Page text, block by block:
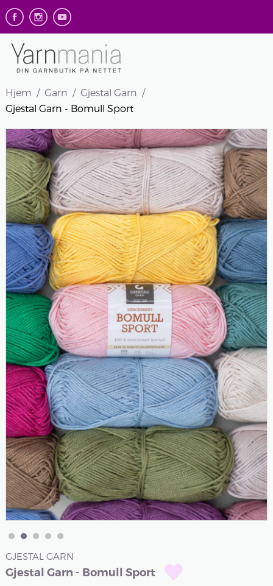
Hjem Garn
Gjestal Garn
Gjestal Garn - Bomull Sport
GJESTAL GARN
Gjestal Garn - Bomull Sport